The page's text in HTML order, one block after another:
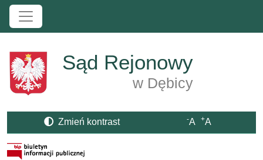
Przejdź do treści
Sąd Rejonowy
w Dębicy
Zmień kontrast -A +A
Strona BIP otwiera się w nowym oknie